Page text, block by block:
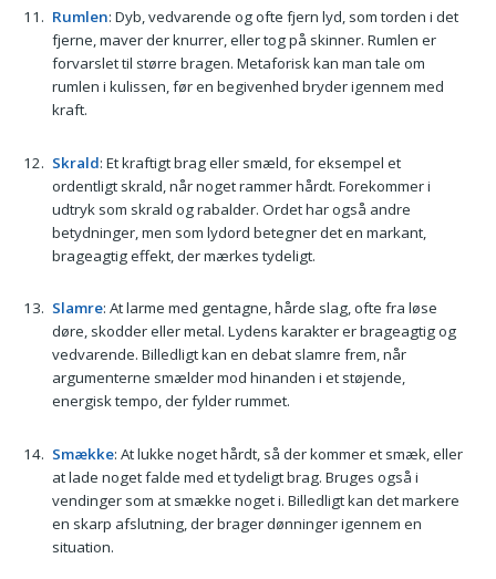
Rumlen: Dyb, vedvarende og ofte fjern lyd, som torden i det
fjerne, maver der knurrer, eller tog på skinner. Rumlen er
forvarslet til større bragen. Metaforisk kan man tale om
rumlen i kulissen, før en begivenhed bryder igennem med
kraft.
Skrald: Et kraftigt brag eller smæld, for eksempel et
ordentligt skrald, når noget rammer hårdt. Forekommer i
udtryk som skrald og rabalder. Ordet har også andre
betydninger, men som lydord betegner det en markant,
brageagtig effekt, der mærkes tydeligt.
Slamre: At larme med gentagne, hårde slag, ofte fra løse
døre, skodder eller metal. Lydens karakter er brageagtig og
vedvarende. Billedligt kan en debat slamre frem, når
argumenterne smælder mod hinanden i et støjende,
energisk tempo, der fylder rummet.
Smække: At lukke noget hårdt, så der kommer et smæk, eller
at lade noget falde med et tydeligt brag. Bruges også i
vendinger som at smække noget i. Billedligt kan det markere
en skarp afslutning, der brager dønninger igennem en
situation.